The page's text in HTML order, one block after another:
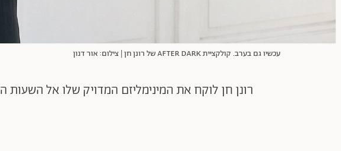
עכשיו גם בערב. קולקציית AFTER DARK של רונן חן | צילום: אור דנון